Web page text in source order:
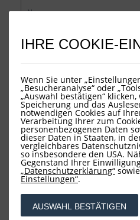
IHRE COOKIE-
Wenn Sie unter
„Besucheranalyse“ oder
„Auswahl bestätigen“
Speicherung und das
notwendigen Cookies auf
Verarbeitung Ihrer zum
personenbezogenen Daten
dieser Daten in Staaten, in
vergleichbares
so insbesondere den USA.
Gegenstand Ihrer
„Datenschutzerklärung“
Einstellungen“.
AUSWAHL BESTÄTIGEN
Datenschutz*
Datenschutzerklärung LOYS
Überblick